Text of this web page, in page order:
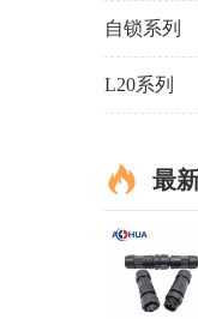
自锁系列
L20系列
最